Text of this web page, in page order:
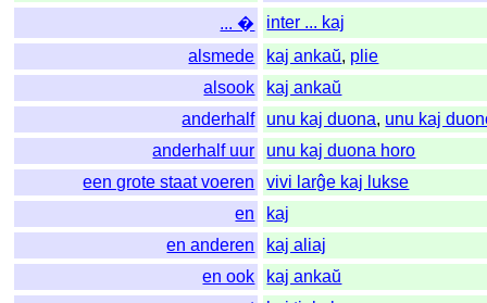
... �
inter ... kaj
alsmede
kaj ankaŭ, plie
alsook
kaj ankaŭ
anderhalf
unu kaj duona, unu kaj
anderhalf uur
unu kaj duona horo
een grote staat voeren
vivi larĝe kaj lukse
en
kaj
en anderen
kaj aliaj
en ook
kaj ankaŭ